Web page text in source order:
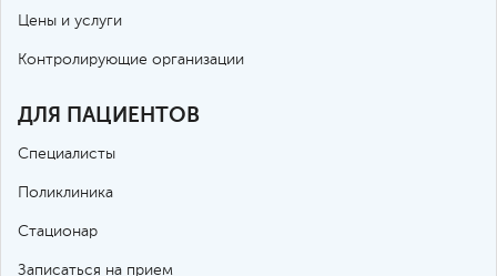
Цены и услуги
Контролирующие организации
ДЛЯ ПАЦИЕНТОВ
Специалисты
Поликлиника
Стационар
Записаться на прием